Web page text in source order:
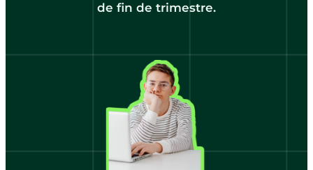
de fin de trimestre.